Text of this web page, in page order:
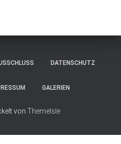
DATENSCHUTZ
GALERIEN
von ThemeIsle